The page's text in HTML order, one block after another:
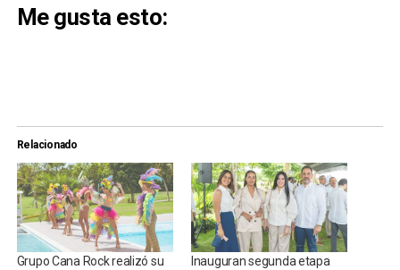
Me gusta esto:
Relacionado
Grupo Cana Rock realizó su
Inauguran segunda etapa